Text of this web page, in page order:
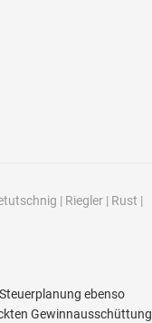
| Riegler| Rust |
ebenso
Gewinnausschüttung